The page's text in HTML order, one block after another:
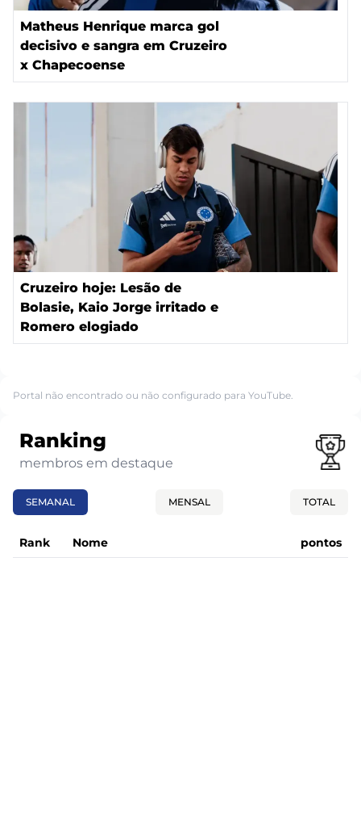
Matheus Henrique marca gol
decisivo e sangra em Cruzeiro
x Chapecoense
Cruzeiro hoje: Lesão de
Bolasie, Kaio Jorge irritado e
Romero elogiado
Portal não encontrado ou não configurado para YouTube.
Ranking
membros em destaque
SEMANAL MENSAL TOTAL
Rank Nome pontos